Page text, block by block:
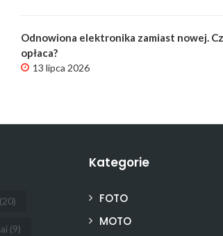
Odnowiona elektronika zamiast nowej.
opłaca?
13 lipca 2026
(20)
(9)
Kategorie
FOTO
MOTO